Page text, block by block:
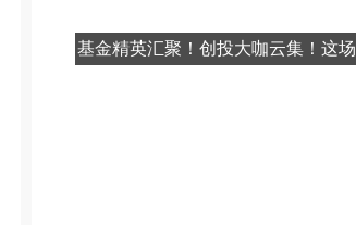
基金精英汇聚！创投大咖云集！这场